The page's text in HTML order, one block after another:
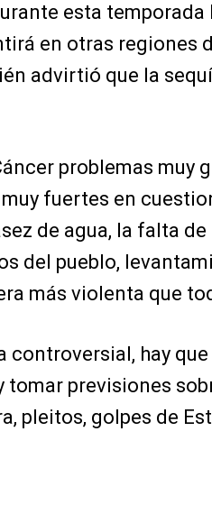
esta
en otras regiones
advirtió que la
problemas muy
fuertes en
de agua, la falta
del pueblo,
más violenta que
controversial, hay
tomar previsiones
pleitos, golpes de